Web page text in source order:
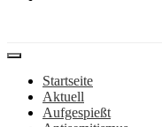
Startseite
Aktuell
Aufgespießt